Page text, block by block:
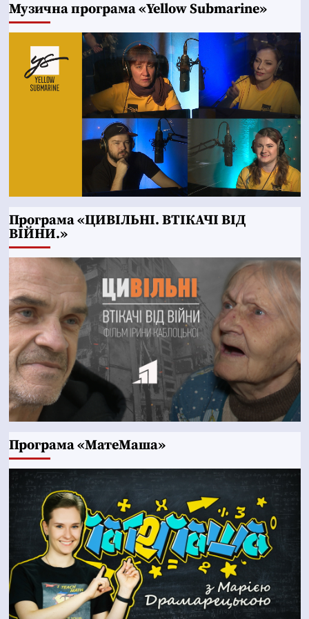
Музична програма «Yellow Submarine»
Програма «ЦИВІЛЬНІ. ВТІКАЧІ ВІД
ВІЙНИ.»
Програма «МатеМаша»